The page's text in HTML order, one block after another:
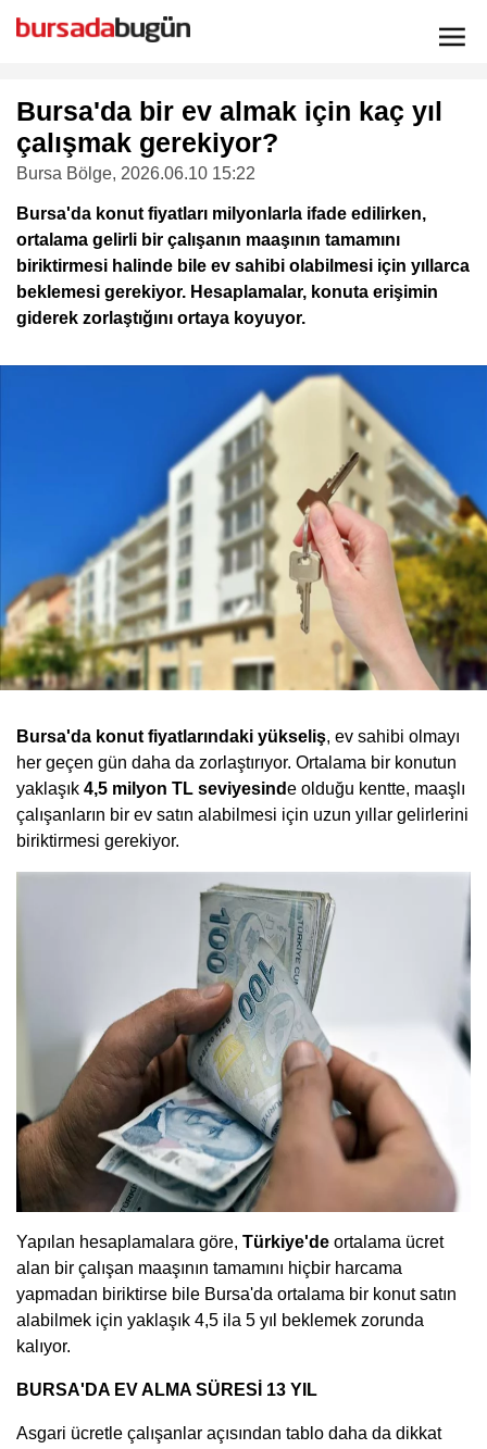
Bursa'da bir ev almak için kaç yıl
çalışmak gerekiyor?
Bursa Bölge, 2026.06.10 15:22
Bursa'da konut fiyatları milyonlarla ifade edilirken,
ortalama gelirli bir çalışanın maaşının tamamını
biriktirmesi halinde bile ev sahibi olabilmesi için yıllarca
beklemesi gerekiyor. Hesaplamalar, konuta erişimin
giderek zorlaştığını ortaya koyuyor.
Bursa'da konut fiyatlarındaki yükseliş, ev sahibi olmayı
her geçen gün daha da zorlaştırıyor. Ortalama bir konutun
yaklaşık 4,5 milyon TL seviyesinde olduğu kentte, maaşlı
çalışanların bir ev satın alabilmesi için uzun yıllar gelirlerini
biriktirmesi gerekiyor.
Yapılan hesaplamalara göre, Türkiye'de ortalama ücret
alan bir çalışan maaşının tamamını hiçbir harcama
yapmadan biriktirse bile Bursa'da ortalama bir konut satın
alabilmek için yaklaşık 4,5 ila 5 yıl beklemek zorunda
kalıyor.
BURSA'DA EV ALMA SÜRESİ 13 YIL
Asgari ücretle çalışanlar açısından tablo daha da dikkat